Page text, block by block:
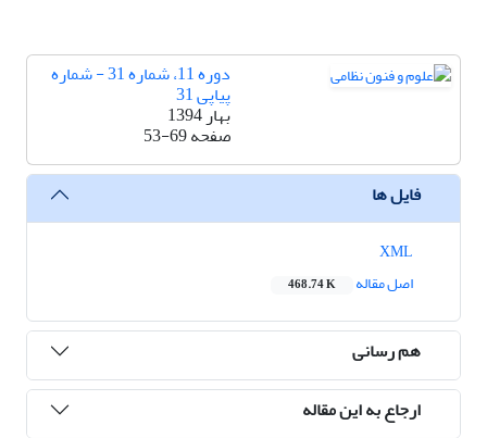
دوره 11، شماره 31 - شماره
پیاپی 31
بهار 1394
صفحه53-69
فایل ها
اصل مقاله
468.74 K
هم رسانی
ارجاع به این مقاله